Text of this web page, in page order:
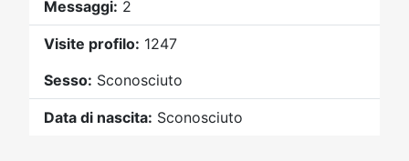
Messaggi: 2
Visite profilo: 1247
Sesso: Sconosciuto
Data di nascita: Sconosciuto